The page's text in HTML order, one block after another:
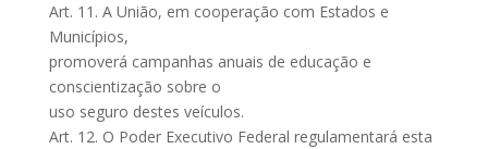
Art. 11. A União, em cooperação com Estados e
Municípios,
promoverá campanhas anuais de educação e
conscientização sobre o
uso seguro destes veículos.
Art. 12. O Poder Executivo Federal regulamentará esta